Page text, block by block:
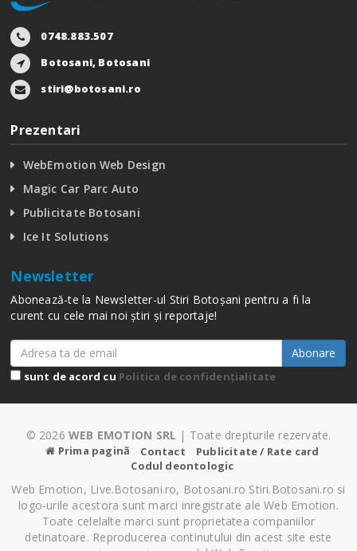
0748.883.507
Botosani, Botosani
stiri@botosani.ro
Prezentari
WebEmotion Web Design
Magic Car Parc Auto
Publicitate Botosani
Ice It Solutions
Newsletter
Abonează-te la Newsletter-ul Stiri Botoșani pentru a fi la
curent cu cele mai noi știri și reportaje!
Abonare
sunt de acord cu Politica de confidențialitate
© 2026 WEB EMOTION SRL | Toate drepturile rezervate.
Prima pagină Contact
Publicitate / Rate card
Codul deontologic
Web Emotion, Live.Botosani.ro, Botosani.ro Stiri.Botosani.ro si
logo-urile acestora sunt marci inregistrate ale Web Emotion.
Toate celelalte marci sunt proprietatea companiilor
detinatoare. Reproducerea continutului din acest site este